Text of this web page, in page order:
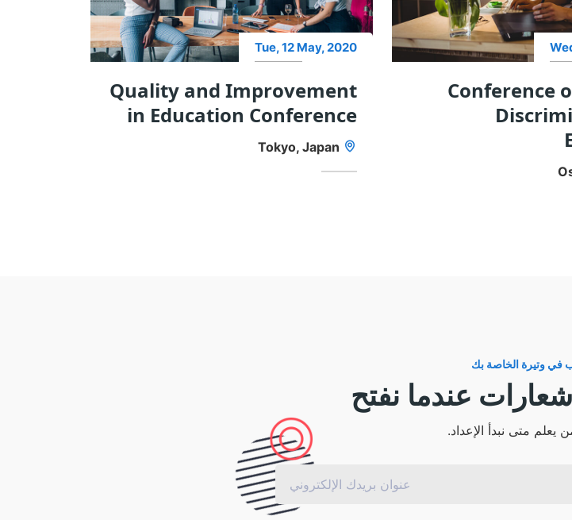
Conference
Tue, 12 May, 2020
Quality and Improvement
in Education Conference
Tokyo, Japan
في وتيرة الخاصة بك
عندما نفتح
يعلم متى نبدأ الإعداد.